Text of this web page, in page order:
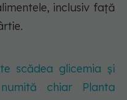
inclusiv față
scădea glicemia și
chiar Planta